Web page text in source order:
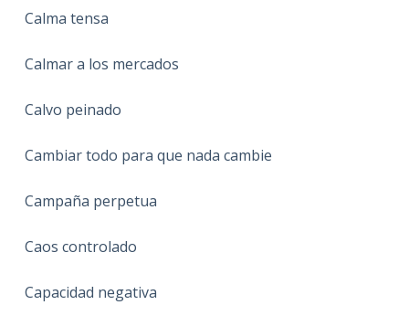
Calma tensa
Calmar a los mercados
Calvo peinado
Cambiar todo para que nada cambie
Campaña perpetua
Caos controlado
Capacidad negativa